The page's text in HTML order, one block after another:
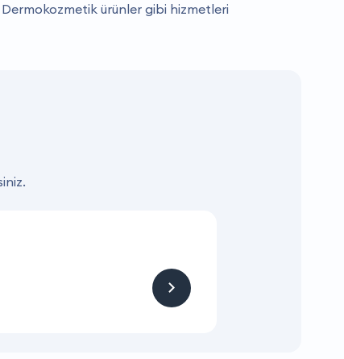
Dermokozmetik ürünler gibi hizmetleri